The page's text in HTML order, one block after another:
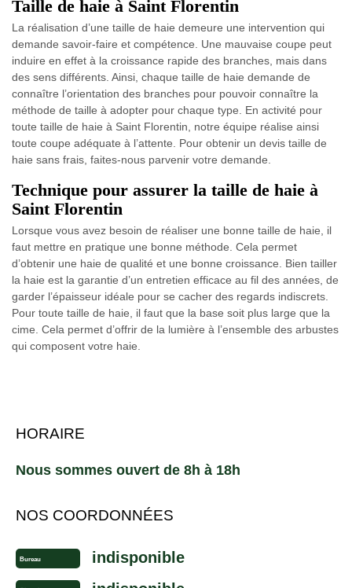
Taille de haie à Saint Florentin
La réalisation d’une taille de haie demeure une intervention qui
demande savoir-faire et compétence. Une mauvaise coupe peut
induire en effet à la croissance rapide des branches, mais dans
des sens différents. Ainsi, chaque taille de haie demande de
connaître l’orientation des branches pour pouvoir connaître la
méthode de taille à adopter pour chaque type. En activité pour
toute taille de haie à Saint Florentin, notre équipe réalise ainsi
toute coupe adéquate à l’attente. Pour obtenir un devis taille de
haie sans frais, faites-nous parvenir votre demande.
Technique pour assurer la taille de haie à
Saint Florentin
Lorsque vous avez besoin de réaliser une bonne taille de haie, il
faut mettre en pratique une bonne méthode. Cela permet
d’obtenir une haie de qualité et une bonne croissance. Bien tailler
la haie est la garantie d’un entretien efficace au fil des années, de
garder l’épaisseur idéale pour se cacher des regards indiscrets.
Pour toute taille de haie, il faut que la base soit plus large que la
cime. Cela permet d’offrir de la lumière à l’ensemble des arbustes
qui composent votre haie.
HORAIRE
Nous sommes ouvert de 8h à 18h
NOS COORDONNÉES
Bureau indisponible